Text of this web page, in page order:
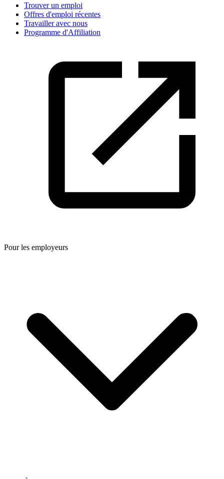
Trouver un emploi
Offres d'emploi récentes
Travailler avec nous
Programme d'Affiliation
Pour les employeurs